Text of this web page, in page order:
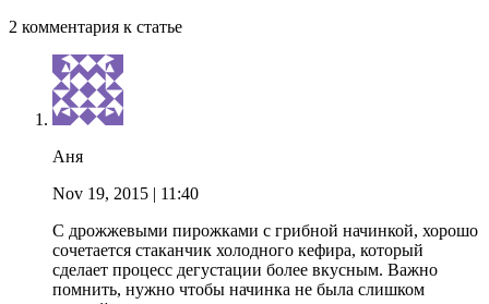
2 комментария к статье
Аня
Nov 19, 2015 | 11:40
С дрожжевыми пирожками с грибной начинкой, хорошо
сочетается стаканчик холодного кефира, который
сделает процесс дегустации более вкусным. Важно
помнить, нужно чтобы начинка не была слишком